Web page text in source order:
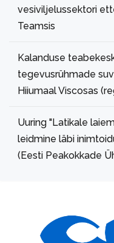
vesiviljelussektori
Teamsis
Kalanduse
tegevusrühmade
Hiiumaal Viscosas
Uuring "Latikale
leidmine läbi
(Eesti Peakokkade